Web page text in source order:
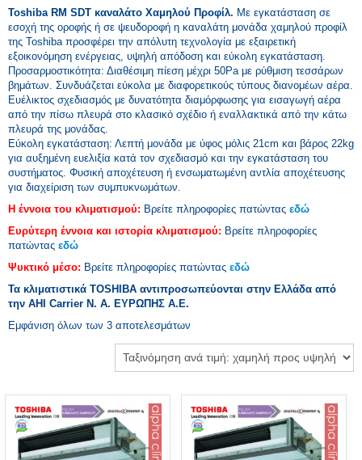
Toshiba RM SDT καναλάτο Χαμηλού Προφίλ. Με εγκατάσταση σε
εσοχή της οροφής ή σε ψευδοροφή η καναλάτη μονάδα χαμηλού προφίλ
της Toshiba προσφέρει την απόλυτη τεχνολογία με εξαιρετική
εξοικονόμηση ενέργειας, υψηλή απόδοση και εύκολη εγκατάσταση.
Προσαρμοστικότητα: Διαθέσιμη πίεση μέχρι 50Ρa με ρύθμιση τεσσάρων
βημάτων. Συνδυάζεται εύκολα με διαφορετικούς τύπους διανομέων αέρα.
Ευέλικτος σχεδιασμός με δυνατότητα διαμόρφωσης για εισαγωγή αέρα
από την πίσω πλευρά στο κλασικό σχέδιο ή εναλλακτικά από την κάτω
πλευρά της μονάδας.
Εύκολη εγκατάσταση: Λεπτή μονάδα με ύφος μόλις 21cm και βάρος 22kg
για αυξημένη ευελιξία κατά τον σχεδιασμό και την εγκατάσταση του
συστήματος. Φυσική αποχέτευση ή ενσωματωμένη αντλία αποχέτευσης
για διαχείριση των συμπυκνωμάτων.
Η έννοια του κλιματισμού: Βρείτε πληροφορίες πατώντας εδώ
Ευρύτερη έννοια και ιστορία κλιματισμού: Βρείτε πληροφορίες
πατώντας εδώ
Ψυκτικό μέσο: Βρείτε πληροφορίες πατώντας εδώ
Τα κλιματιστικά TOSHIBA αντιπροσωπεύονται στην Ελλάδα από
την AHI Carrier Ν. Α. ΕΥΡΩΠΗΣ Α.Ε.
Εμφάνιση όλων των 3 αποτελεσμάτων